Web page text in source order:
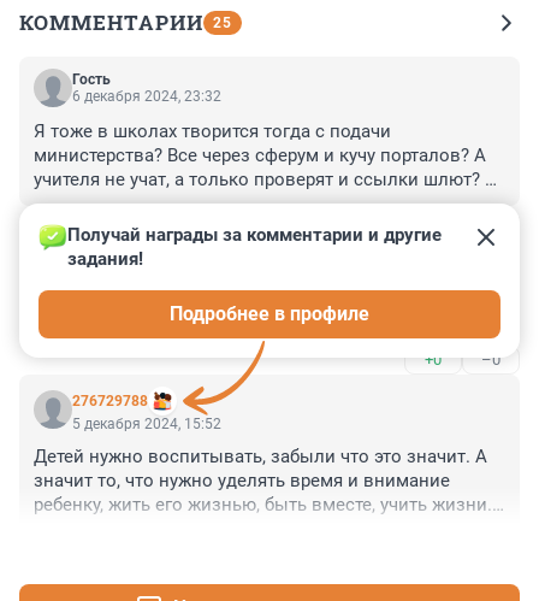
КОММЕНТАРИИ 25
Гость
6 декабря 2024, 23:32
Я тоже в школах творится тогда с подачи
министерства? Все через сферум и кучу порталов? А
учителя не учат, а только проверят и ссылки шлют? А
учебный планшет не выдают. Учебники то с трудом и
скрипом
–0
Гость
Что же тогда с подачи министерства в
+0 –0
276729788
Получай награды за комментарии и другие
задания!
Подробнее в профиле
5 декабря 2024, 15:52
Детей нужно воспитывать, забыли что это значит. А
значит то, что нужно уделять время и внимание
ребенку, жить его жизнью, быть вместе, учить жизни.